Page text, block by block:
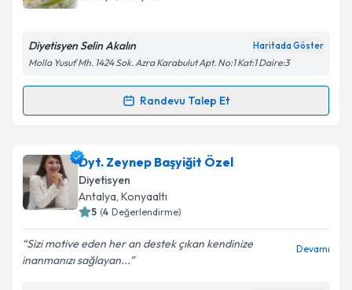
Kişisel verilerimin işlenmesine ilişkin
Metni'ni okudum ve kişisel verilerimin belirtilen
Takvim Talebini Gönder
Diyetisyen Selin Akalın Haritada Göster
Molla Yusuf Mh. 1424 Sok. Azra Karabulut Apt. No:1 Kat:1 Daire:3
Randevu Talep Et
Randevu Takvimi Talebi
Dyt. Selin Akalıniçin randevu takvimi talebi
oluşturun. Size bu uzmandan randevu almanız için bir
takvim hazırlandığında e-posta ile bilgilendireceğiz.
Dyt. Zeynep Başyiğit Özel
Diyetisyen
Antalya, Konyaaltı
5 (4 Değerlendirme)
Sizi motive eden her an destek çıkan kendinize
inanmanızı sağlayan...
Devamı